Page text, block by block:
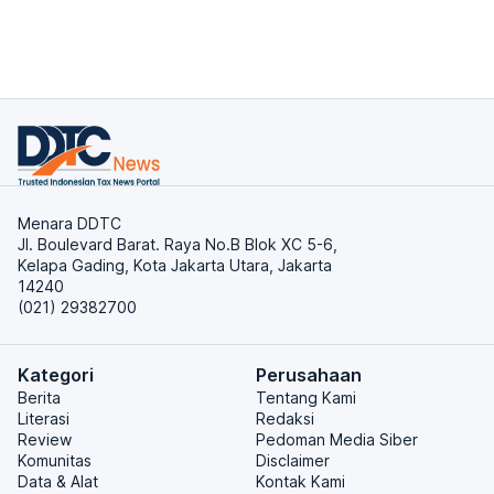
Menara DDTC
Jl. Boulevard Barat. Raya No.B Blok XC 5-6,
Kelapa Gading, Kota Jakarta Utara, Jakarta
14240
(021) 29382700
Kategori
Berita
Literasi
Review
Komunitas
Data & Alat
Perusahaan
Tentang Kami
Redaksi
Pedoman Media Siber
Disclaimer
Kontak Kami